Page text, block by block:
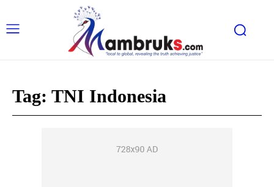
Tag: TNI Indonesia